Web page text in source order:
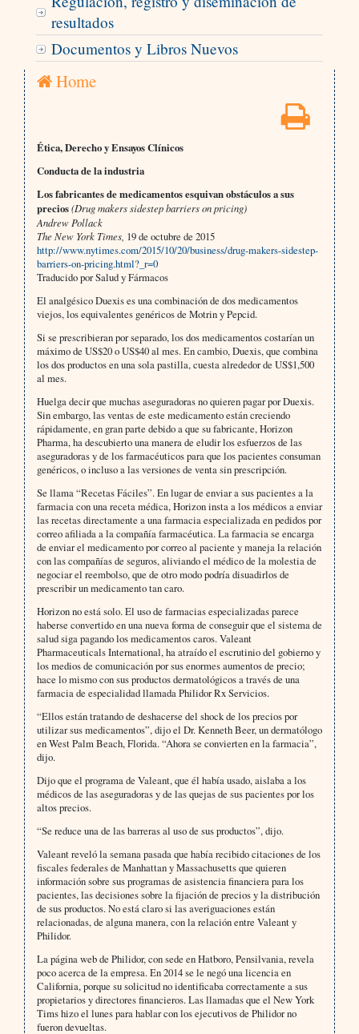
resultados
Documentos y Libros Nuevos
Home
Ética, Derecho y Ensayos Clínicos
Conducta de la industria
Los fabricantes de medicamentos esquivan obstáculos a sus
precios(Drug makers sidestep barriers on pricing)
Andrew Pollack
The New York Times, 19 de octubre de 2015
http://www.nytimes.com/2015/10/20/business/drug-makers-sidestep-
barriers-on-pricing.html?_r=0
Traducido por Salud y Fármacos
El analgésico Duexis es una combinación de dos medicamentos
viejos, los equivalentes genéricos de Motrin y Pepcid.
Si se prescribieran por separado, los dos medicamentos costarían un
máximo de US$20 o US$40 al mes. En cambio, Duexis, que combina
los dos productos en una sola pastilla, cuesta alrededor de US$1,500
al mes.
Huelga decir que muchas aseguradoras no quieren pagar por Duexis.
Sin embargo, las ventas de este medicamento están creciendo
rápidamente, en gran parte debido a que su fabricante, Horizon
Pharma, ha descubierto una manera de eludir los esfuerzos de las
aseguradoras y de los farmacéuticos para que los pacientes consuman
genéricos, o incluso a las versiones de venta sin prescripción.
Se llama “Recetas Fáciles”. En lugar de enviar a sus pacientes a la
farmacia con una receta médica, Horizon insta a los médicos a enviar
las recetas directamente a una farmacia especializada en pedidos por
correo afiliada a la compañía farmacéutica. La farmacia se encarga
de enviar el medicamento por correo al paciente y maneja la relación
con las compañías de seguros, aliviando el médico de la molestia de
negociar el reembolso, que de otro modo podría disuadirlos de
prescribir un medicamento tan caro.
Horizon no está solo. El uso de farmacias especializadas parece
haberse convertido en una nueva forma de conseguir que el sistema de
salud siga pagando los medicamentos caros. Valeant
Pharmaceuticals International, ha atraído el escrutinio del gobierno y
los medios de comunicación por sus enormes aumentos de precio;
hace lo mismo con sus productos dermatológicos a través de una
farmacia de especialidad llamada Philidor Rx Servicios.
“Ellos están tratando de deshacerse del shock de los precios por
utilizar sus medicamentos”, dijo el Dr. Kenneth Beer, un dermatólogo
en West Palm Beach, Florida. “Ahora se convierten en la farmacia”,
dijo.
Dijo que el programa de Valeant, que él había usado, aislaba a los
médicos de las aseguradoras y de las quejas de sus pacientes por los
altos precios.
“Se reduce una de las barreras al uso de sus productos”, dijo.
Valeant reveló la semana pasada que había recibido citaciones de los
fiscales federales de Manhattan y Massachusetts que quieren
información sobre sus programas de asistencia financiera para los
pacientes, las decisiones sobre la fijación de precios y la distribución
de sus productos. No está claro si las averiguaciones están
relacionadas, de alguna manera, con la relación entre Valeant y
Philidor.
La página web de Philidor, con sede en Hatboro, Pensilvania, revela
poco acerca de la empresa. En 2014 se le negó una licencia en
California, porque su solicitud no identificaba correctamente a sus
propietarios y directores financieros. Las llamadas que el New York
Tims hizo el lunes para hablar con los ejecutivos de Philidor no
fueron devueltas.